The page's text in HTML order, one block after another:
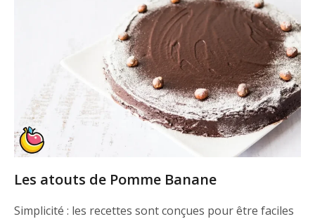
Les atouts de Pomme Banane
Simplicité : les recettes sont conçues pour être faciles